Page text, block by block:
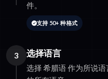
件。
支持 50+ 种格式
3 选择语言
选择 希腊语 作为所说